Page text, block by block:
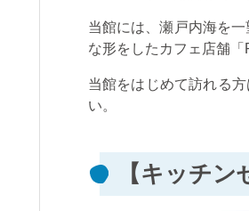
当館には、瀬戸内海を
な形をしたカフェ店舗「
当館をはじめて訪れる
い。
【キッチ